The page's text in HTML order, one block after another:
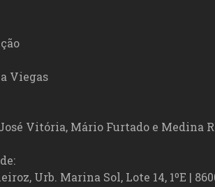
Viegas
Vitória, Mário Furtado e Medina
Urb. Marina Sol, Lote 14, 1ºE |